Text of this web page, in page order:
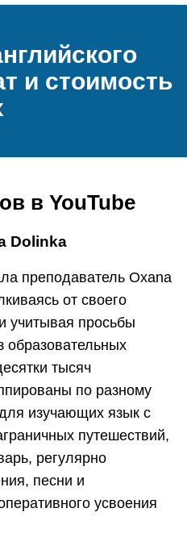
и стоимость
в YouTube
Dolinka
преподаватель Oxana
от своего
учитывая просьбы
образовательных
тысяч
по разному
изучающих язык с
путешествий,
регулярно
песни и
усвоения